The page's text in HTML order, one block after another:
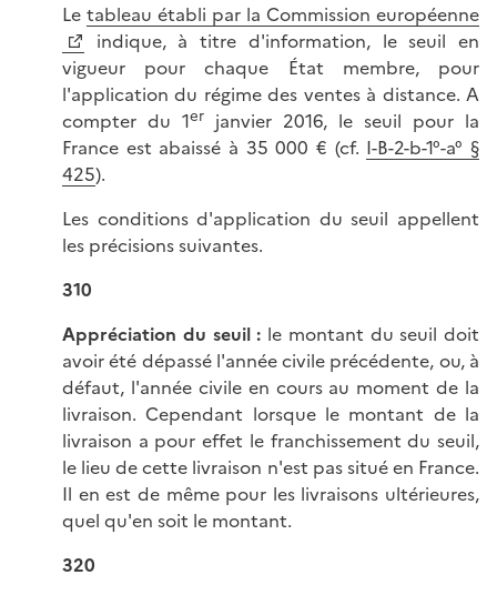
Le tableau établi par la Commission européenne
indique, à titre d'information, le seuil en
vigueur pour chaque État membre, pour
l'application du régime des ventes à distance. A
compter du 1er janvier 2016, le seuil pour la
France est abaissé à 35 000 € (cf. I-B-2-b-1°-a° §
425).
Les conditions d'application du seuil appellent
les précisions suivantes.
310
Appréciation du seuil : le montant du seuil doit
avoir été dépassé l'année civile précédente, ou, à
défaut, l'année civile en cours au moment de la
livraison. Cependant lorsque le montant de la
livraison a pour effet le franchissement du seuil,
le lieu de cette livraison n'est pas situé en France.
Il en est de même pour les livraisons ultérieures,
quel qu'en soit le montant.
320